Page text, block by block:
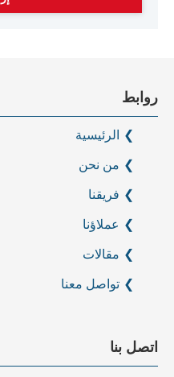
روابط
الرئيسية
من نحن
فريقنا
عملاؤنا
مقالات
تواصل معنا
اتصل بنا